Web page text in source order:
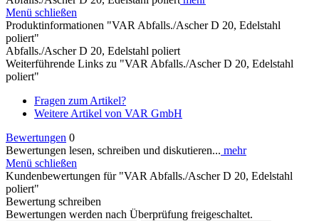
Menü schließen
Produktinformationen "VAR Abfalls./Ascher D 20, Edelstahl
poliert"
Abfalls./Ascher D 20, Edelstahl poliert
Weiterführende Links zu "VAR Abfalls./Ascher D 20, Edelstahl
poliert"
Fragen zum Artikel?
Weitere Artikel von VAR GmbH
Bewertungen 0
Bewertungen lesen, schreiben und diskutieren... mehr
Menü schließen
Kundenbewertungen für "VAR Abfalls./Ascher D 20, Edelstahl
poliert"
Bewertung schreiben
Bewertungen werden nach Überprüfung freigeschaltet.